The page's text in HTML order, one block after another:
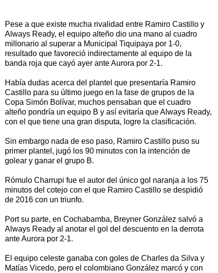
Pese a que existe mucha rivalidad entre Ramiro Castillo y
Always Ready, el equipo alteño dio una mano al cuadro
millonario al superar a Municipal Tiquipaya por 1-0,
resultado que favoreció indirectamente al equipo de la
banda roja que cayó ayer ante Aurora por 2-1.
Había dudas acerca del plantel que presentaría Ramiro
Castillo para su último juego en la fase de grupos de la
Copa Simón Bolívar, muchos pensaban que el cuadro
alteño pondría un equipo B y así evitaría que Always Ready,
con el que tiene una gran disputa, logre la clasificación.
Sin embargo nada de eso paso, Ramiro Castillo puso su
primer plantel, jugó los 90 minutos con la intención de
golear y ganar el grupo B.
Rómulo Charrupi fue el autor del único gol naranja a los 75
minutos del cotejo con el que Ramiro Castillo se despidió
de 2016 con un triunfo.
Port su parte, en Cochabamba, Breyner González salvó a
Always Ready al anotar el gol del descuento en la derrota
ante Aurora por 2-1.
El equipo celeste ganaba con goles de Charles da Silva y
Matías Vicedo, pero el colombiano González marcó y con